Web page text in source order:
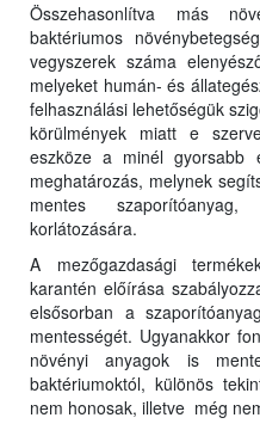
Összehasonlítva más
baktériumos
vegyszerek száma
melyeket humán- és
felhasználási lehetőségük
körülmények miatt e
eszköze a minél gyorsabb
meghatározás, melynek
mentes
korlátozására.
A mezőgazdasági
karantén előírása
elsősorban a
mentességét. Ugyanakkor
növényi anyagok is
baktériumoktól, különös
nem honosak, illetve még